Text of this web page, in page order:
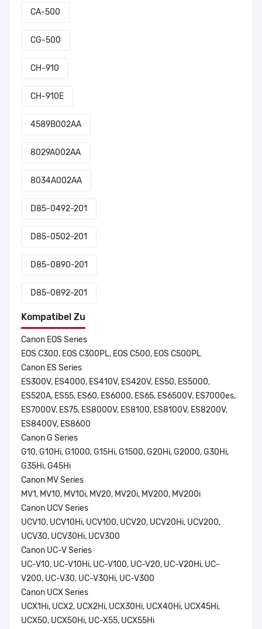
CA-500
CG-500
CH-910
CH-910E
4589B002AA
8029A002AA
8034A002AA
D85-0492-201
D85-0502-201
D85-0890-201
D85-0892-201
Kompatibel Zu
Canon EOS Series
EOS C300, EOS C300PL, EOS C500, EOS C500PL
Canon ES Series
ES300V, ES4000, ES410V, ES420V, ES50, ES5000,
ES520A, ES55, ES60, ES6000, ES65, ES6500V, ES7000es,
ES7000V, ES75, ES8000V, ES8100, ES8100V, ES8200V,
ES8400V, ES8600
Canon G Series
G10, G10Hi, G1000, G15Hi, G1500, G20Hi, G2000, G30Hi,
G35Hi, G45Hi
Canon MV Series
MV1, MV10, MV10i, MV20, MV20i, MV200, MV200i
Canon UCV Series
UCV10, UCV10Hi, UCV100, UCV20, UCV20Hi, UCV200,
UCV30, UCV30Hi, UCV300
Canon UC-V Series
UC-V10, UC-V10Hi, UC-V100, UC-V20, UC-V20Hi, UC-
V200, UC-V30, UC-V30Hi, UC-V300
Canon UCX Series
UCX1Hi, UCX2, UCX2Hi, UCX30Hi, UCX40Hi, UCX45Hi,
UCX50, UCX50Hi, UC-X55, UCX55Hi